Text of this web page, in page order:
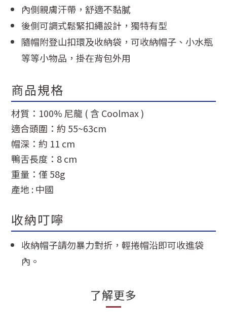
內側親膚汗帶，舒適不黏膩
後側可調式鬆緊扣繩設計，獨特有型
隨帽附登山扣環及收納袋，可收納帽子、小水瓶
等等小物品，掛在背包外用
商品規格
材質：100% 尼龍 ( 含 Coolmax )
適合頭圍：約 55~63cm
帽深：約 11 cm
鴨舌長度：8 cm
重量：僅 58g
產地 : 中國
收納叮嚀
收納帽子請勿暴力對折，輕捲帽沿即可收進袋
內。
了解更多